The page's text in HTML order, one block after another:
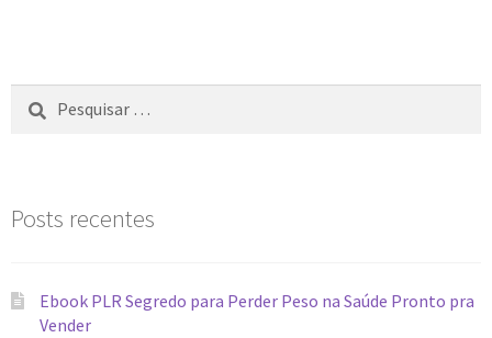
Posts recentes
Ebook PLR Segredo para Perder Peso na Saúde Pronto pra
Vender